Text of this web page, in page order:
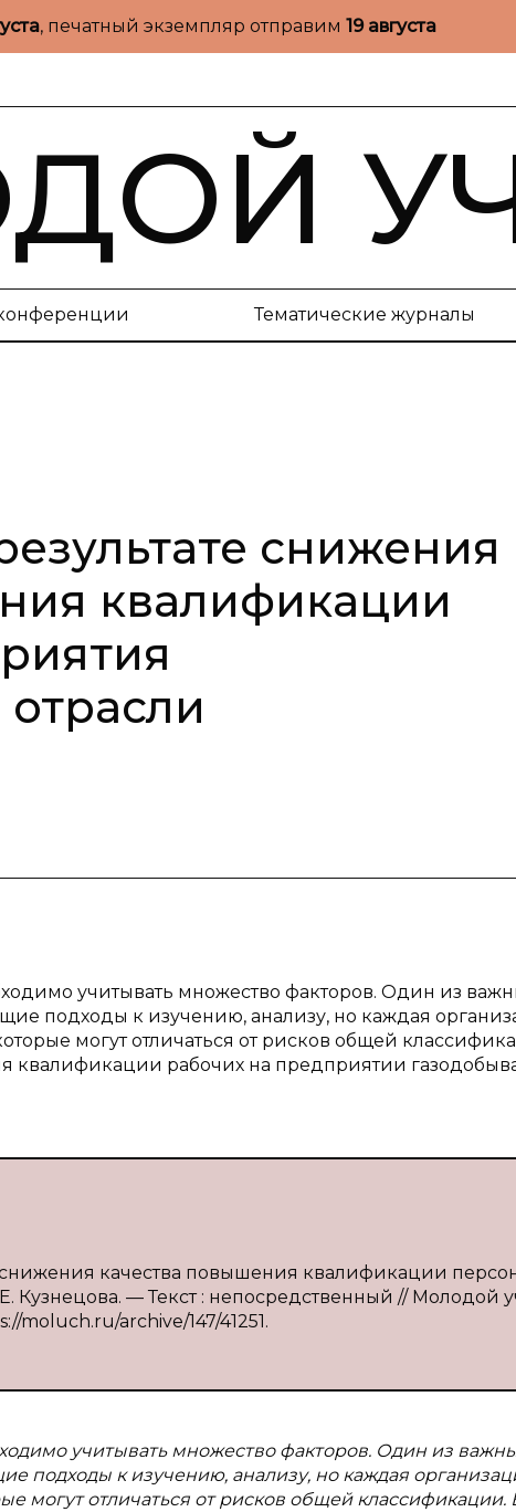
, печатный экземпляр отправим 19 августа
Тематические журналы
снижения
квалификации
учитывать множество факторов. Один из
подходы к изучению, анализу, но каждая
могут отличаться от рисков общей
квалификации рабочих на предприятии
снижения качества повышения квалификации
Кузнецова. — Текст : непосредственный // Молодой
moluch.ru/archive/147/41251.
учитывать множество факторов. Один из
подходы к изучению, анализу, но каждая
могут отличаться от рисков общей классификации.